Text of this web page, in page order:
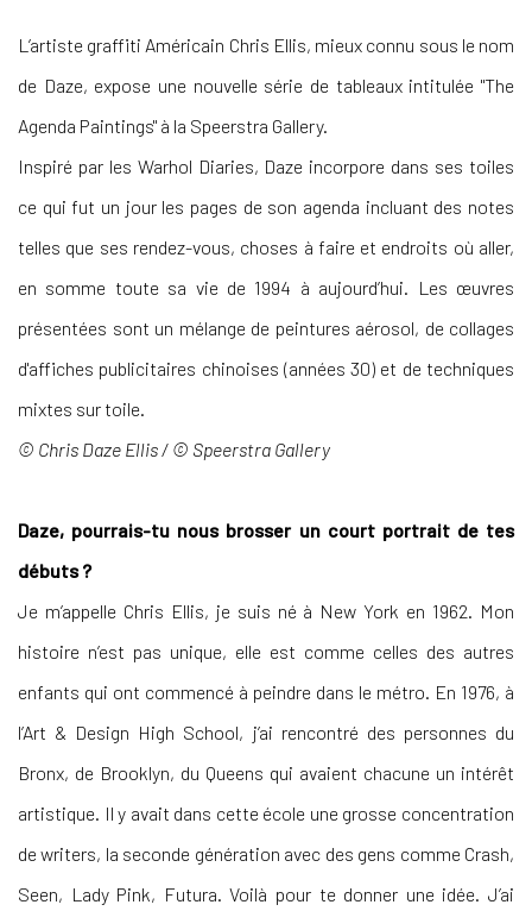
L’artiste graffiti Américain Chris Ellis, mieux connu sous le nom
de Daze, expose une nouvelle série de tableaux intitulée "The
Agenda Paintings" à la Speerstra Gallery.
Inspiré par les Warhol Diaries, Daze incorpore dans ses toiles
ce qui fut un jour les pages de son agenda incluant des notes
telles que ses rendez-vous, choses à faire et endroits où aller,
en somme toute sa vie de 1994 à aujourd’hui. Les œuvres
présentées sont un mélange de peintures aérosol, de collages
d'affiches publicitaires chinoises (années 30) et de techniques
mixtes sur toile.
© Chris Daze Ellis / © Speerstra Gallery
Daze, pourrais-tu nous brosser un court portrait de tes
débuts ?
Je m’appelle Chris Ellis, je suis né à New York en 1962. Mon
histoire n’est pas unique, elle est comme celles des autres
enfants qui ont commencé à peindre dans le métro. En 1976, à
l’Art & Design High School, j’ai rencontré des personnes du
Bronx, de Brooklyn, du Queens qui avaient chacune un intérêt
artistique. Il y avait dans cette école une grosse concentration
de writers, la seconde génération avec des gens comme Crash,
Seen, Lady Pink, Futura. Voilà pour te donner une idée. J’ai